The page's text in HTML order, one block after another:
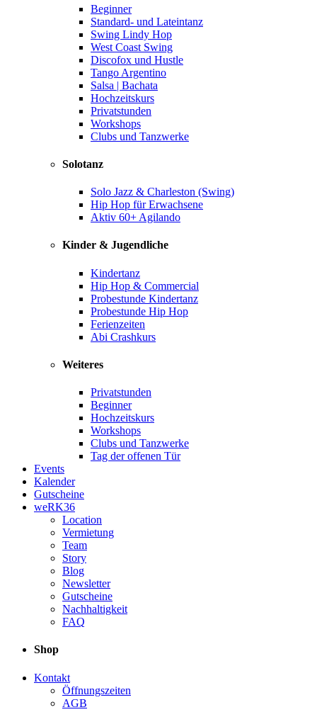
Beginner
Standard- und Lateintanz
Swing Lindy Hop
West Coast Swing
Discofox und Hustle
Tango Argentino
Salsa | Bachata
Hochzeitskurs
Privatstunden
Workshops
Clubs und Tanzwerke
Solotanz
Solo Jazz & Charleston (Swing)
Hip Hop für Erwachsene
Aktiv 60+ Agilando
Kinder & Jugendliche
Kindertanz
Hip Hop & Commercial
Probestunde Kindertanz
Probestunde Hip Hop
Ferienzeiten
Abi Crashkurs
Weiteres
Privatstunden
Beginner
Hochzeitskurs
Workshops
Clubs und Tanzwerke
Tag der offenen Tür
Events
Kalender
Gutscheine
weRK36
Location
Vermietung
Team
Story
Blog
Newsletter
Gutscheine
Nachhaltigkeit
FAQ
Shop
Kontakt
Öffnungszeiten
AGB